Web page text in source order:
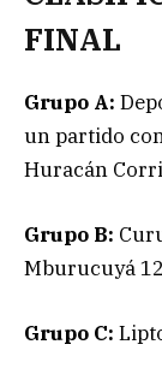
FINAL
Grupo A:
un partido
Huracán
Grupo B:
Mburucuyá
Grupo C: